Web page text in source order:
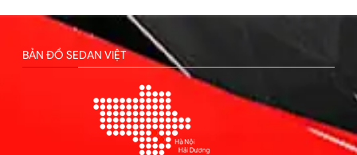
BẢN ĐỒ SEDAN VIỆT